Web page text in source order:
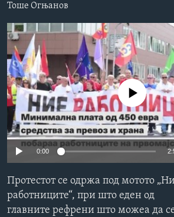
УМЕТНОСТ И ЗАБАВА
ИНТЕРВЈУА
Јазици
Тоше Огњанов
No media source
0:00
Протестот се одржа под мотото
работниците“, при што еден од
главните рефрени што можеа да се